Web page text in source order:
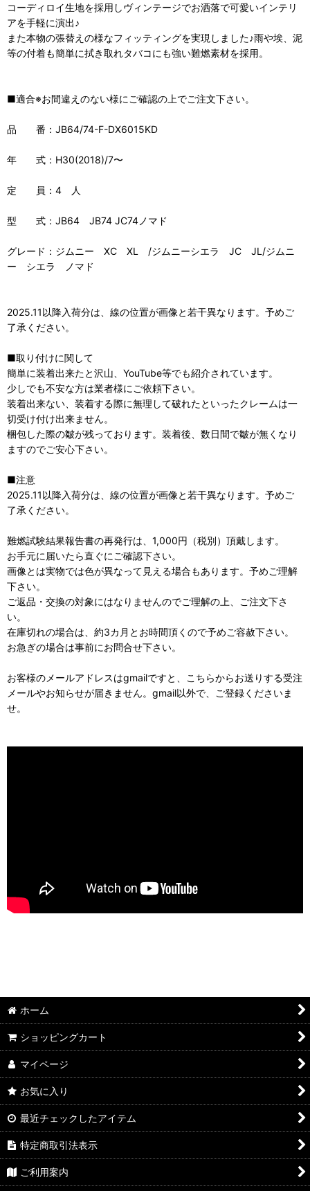
コーディロイ生地を採用しヴィンテージでお洒落で可愛いインテリ
アを手軽に演出♪
また本物の張替えの様なフィッティングを実現しました♪雨や埃、泥
等の付着も簡単に拭き取れタバコにも強い難燃素材を採用。
■適合※お間違えのない様にご確認の上でご注文下さい。
品 番：JB64/74-F-DX6015KD
年 式：H30(2018)/7〜
定 員：4 人
型 式：JB64 JB74 JC74ノマド
グレード：ジムニー XC XL /ジムニーシエラ JC JL/ジムニ
ー シエラ ノマド
2025.11以降入荷分は、線の位置が画像と若干異なります。予めご
了承ください。
■取り付けに関して
簡単に装着出来たと沢山、YouTube等でも紹介されています。
少しでも不安な方は業者様にご依頼下さい。
装着出来ない、装着する際に無理して破れたといったクレームは一
切受け付け出来ません。
梱包した際の皺が残っております。装着後、数日間で皺が無くなり
ますのでご安心下さい。
■注意
2025.11以降入荷分は、線の位置が画像と若干異なります。予めご
了承ください。
難燃試験結果報告書の再発行は、1,000円（税別）頂戴します。
お手元に届いたら直ぐにご確認下さい。
画像とは実物では色が異なって見える場合もあります。予めご理解
下さい。
ご返品・交換の対象にはなりませんのでご理解の上、ご注文下さ
い。
在庫切れの場合は、約3カ月とお時間頂くので予めご容赦下さい。
お急ぎの場合は事前にお問合せ下さい。
お客様のメールアドレスはgmailですと、こちらからお送りする受注
メールやお知らせが届きません。gmail以外で、ご登録くださいま
せ。
ホーム
ショッピングカート
マイページ
お気に入り
最近チェックしたアイテム
特定商取引法表示
ご利用案内